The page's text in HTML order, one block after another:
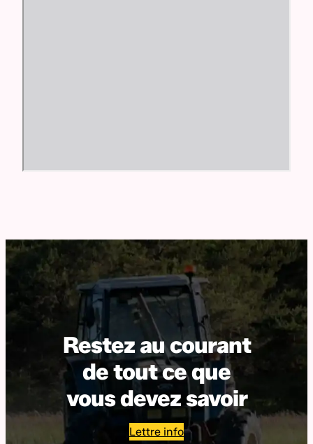
Restez au courant
de tout ce que
vous devez savoir
Lettre info